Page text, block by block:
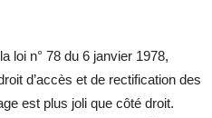
loi n° 78 du 6 janvier 1978,
d’accès et de rectification des
est plus joli que côté droit.